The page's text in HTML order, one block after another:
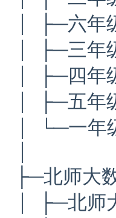
│ │ ├─六年
│ │ ├─三年
│ │ ├─四年
│ │ ├─五年
│ │ └─一年
│ ├─北师大
│ │ ├─北师